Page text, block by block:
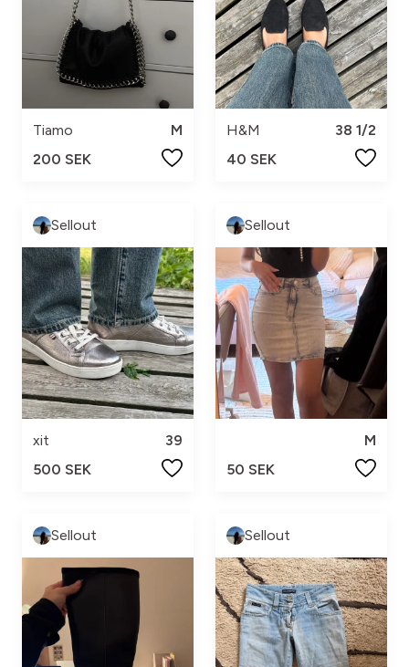
Tiamo
M
200 SEK
H&M
38 1/2
40 SEK
Sellout
xit
39
500 SEK
Sellout
M
50 SEK
Sellout Sellout